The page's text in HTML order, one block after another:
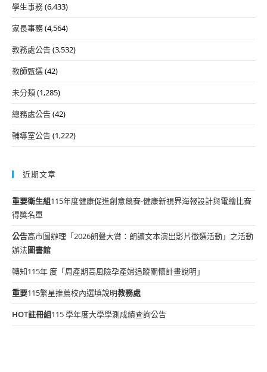
學生事務(6,433)
家長事務(4,564)
教務處公告(3,532)
教師甄選(42)
未分類(1,285)
總務處公告(42)
輔導室公告(1,222)
近期文章
重要衛生組115年度健康促進創意競賽-健康新視界海報設計與電繪比賽
得獎名單
公告高市圖辦理「2026朗聲大賞：朗讀文本演出影片徵選活動」之活動
辦法圖書館
轉知115年 度「周產期高風險孕產婦追蹤關懷計畫說明」
重要115繁星推薦校內選填說明教務處
HOT註冊組115 學年度大學學測成績查詢公告